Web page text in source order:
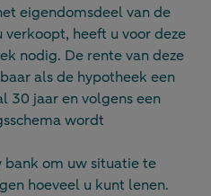
eigendomsdeel van de
heeft u voor deze
nodig. De rente van deze
als de hypotheek een
30 jaar en volgens een
wordt
bank om uw situatie te
hoeveel u kunt lenen.